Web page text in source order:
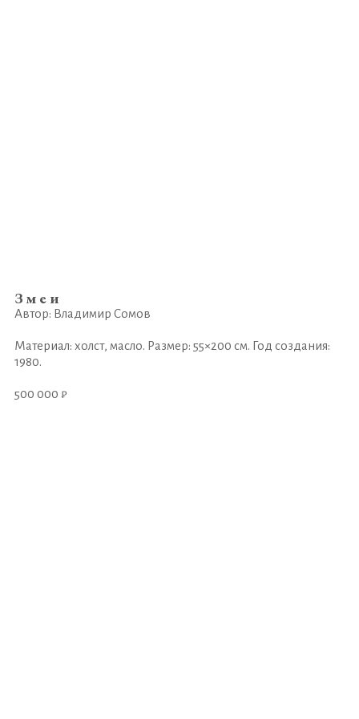
Змеи
Автор: Владимир Сомов
Материал: холст, масло. Размер: 55×200 см. Год создания:
1980.
500 000 ₽